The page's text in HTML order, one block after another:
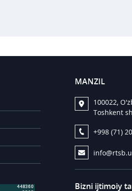
MANZIL
100022,
Toshkent
+998 (71)
Bizni ijtimoiy